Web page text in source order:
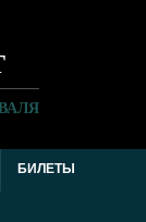
БИЛЕТЫ